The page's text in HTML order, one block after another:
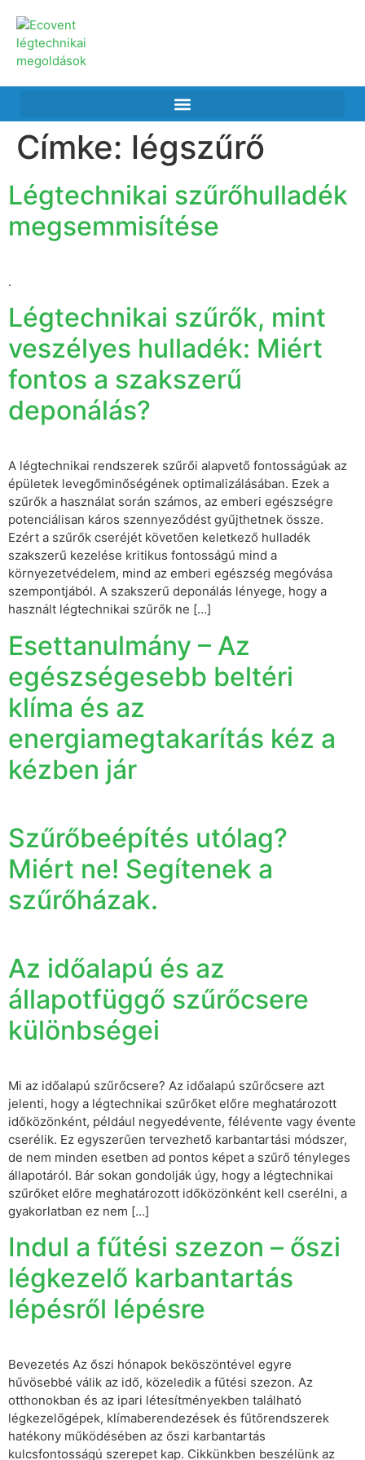
Címke: légszűrő
Légtechnikai szűrőhulladék
megsemmisítése
.
Légtechnikai szűrők, mint
veszélyes hulladék: Miért
fontos a szakszerű
deponálás?
A légtechnikai rendszerek szűrői alapvető fontosságúak az
épületek levegőminőségének optimalizálásában. Ezek a
szűrők a használat során számos, az emberi egészségre
potenciálisan káros szennyeződést gyűjthetnek össze.
Ezért a szűrők cseréjét követően keletkező hulladék
szakszerű kezelése kritikus fontosságú mind a
környezetvédelem, mind az emberi egészség megóvása
szempontjából. A szakszerű deponálás lényege, hogy a
használt légtechnikai szűrők ne […]
Esettanulmány – Az
egészségesebb beltéri
klíma és az
energiamegtakarítás kéz a
kézben jár
Szűrőbeépítés utólag?
Miért ne! Segítenek a
szűrőházak.
Az időalapú és az
állapotfüggő szűrőcsere
különbségei
Mi az időalapú szűrőcsere? Az időalapú szűrőcsere azt
jelenti, hogy a légtechnikai szűrőket előre meghatározott
időközönként, például negyedévente, félévente vagy évente
cserélik. Ez egyszerűen tervezhető karbantartási módszer,
de nem minden esetben ad pontos képet a szűrő tényleges
állapotáról. Bár sokan gondolják úgy, hogy a légtechnikai
szűrőket előre meghatározott időközönként kell cserélni, a
gyakorlatban ez nem […]
Indul a fűtési szezon – őszi
légkezelő karbantartás
lépésről lépésre
Bevezetés Az őszi hónapok beköszöntével egyre
hűvösebbé válik az idő, közeledik a fűtési szezon. Az
otthonokban és az ipari létesítményekben található
légkezelőgépek, klímaberendezések és fűtőrendszerek
hatékony működésében az őszi karbantartás
kulcsfontosságú szerepet kap. Cikkünkben beszélünk az